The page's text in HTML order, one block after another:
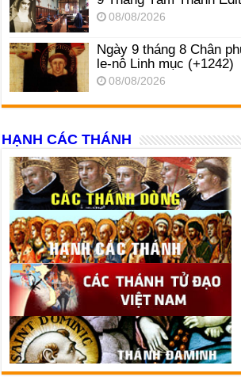
08/08/2026
Ngày 9 tháng 8 Chân
le-nô Linh mục (+1242)
08/08/2026
HẠNH CÁC THÁNH